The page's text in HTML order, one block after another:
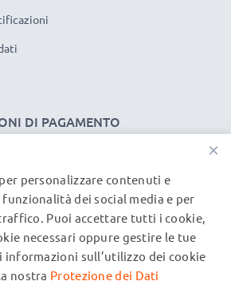
DI PAGAMENTO
DI SPEDIZIONE
l'IVA e sono esclusi i costi di
notare che tutti i marchi menzionati
×
personalizzare contenuti e
dei social media e per
Puoi accettare tutti i cookie,
necessari oppure gestire le tue
sull’utilizzo dei cookie
nostra Protezione dei Dati